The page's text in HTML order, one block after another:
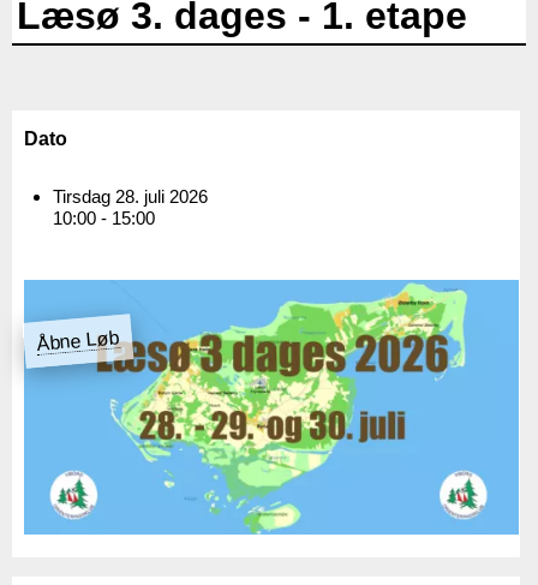
Læsø 3. dages - 1. etape
Dato
Tirsdag 28. juli 2026
10:00 - 15:00
Åbne Løb